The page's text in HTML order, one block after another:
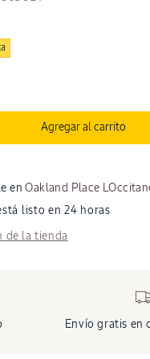
Agregar al carrito
enOakland Place
listo en 24 horas
de la tienda
Envío gratis en